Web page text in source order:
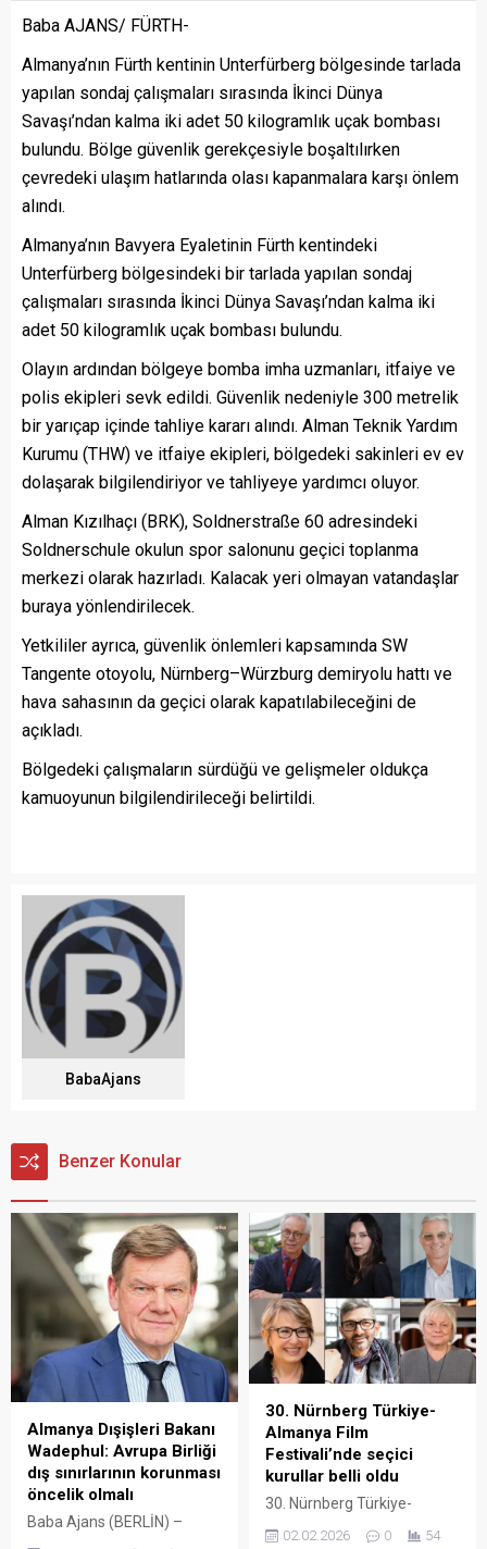
Baba AJANS/ FÜRTH-
Almanya’nın Fürth kentinin Unterfürberg bölgesinde tarlada
yapılan sondaj çalışmaları sırasında İkinci Dünya
Savaşı’ndan kalma iki adet 50 kilogramlık uçak bombası
bulundu. Bölge güvenlik gerekçesiyle boşaltılırken
çevredeki ulaşım hatlarında olası kapanmalara karşı önlem
alındı.
Almanya’nın Bavyera Eyaletinin Fürth kentindeki
Unterfürberg bölgesindeki bir tarlada yapılan sondaj
çalışmaları sırasında İkinci Dünya Savaşı’ndan kalma iki
adet 50 kilogramlık uçak bombası bulundu.
Olayın ardından bölgeye bomba imha uzmanları, itfaiye ve
polis ekipleri sevk edildi. Güvenlik nedeniyle 300 metrelik
bir yarıçap içinde tahliye kararı alındı. Alman Teknik Yardım
Kurumu (THW) ve itfaiye ekipleri, bölgedeki sakinleri ev ev
dolaşarak bilgilendiriyor ve tahliyeye yardımcı oluyor.
Alman Kızılhaçı (BRK), Soldnerstraße 60 adresindeki
Soldnerschule okulun spor salonunu geçici toplanma
merkezi olarak hazırladı. Kalacak yeri olmayan vatandaşlar
buraya yönlendirilecek.
Yetkililer ayrıca, güvenlik önlemleri kapsamında SW
Tangente otoyolu, Nürnberg–Würzburg demiryolu hattı ve
hava sahasının da geçici olarak kapatılabileceğini de
açıkladı.
Bölgedeki çalışmaların sürdüğü ve gelişmeler oldukça
kamuoyunun bilgilendirileceği belirtildi.
BabaAjans
Benzer Konular
Almanya Dışişleri Bakanı
Wadephul: Avrupa Birliği
dış sınırlarının korunması
öncelik olmalı
Baba Ajans (BERLİN) –
30. Nürnberg Türkiye-
Almanya Film
Festivali’nde seçici
kurullar belli oldu
30. Nürnberg Türkiye-
02.02.2026 0 54